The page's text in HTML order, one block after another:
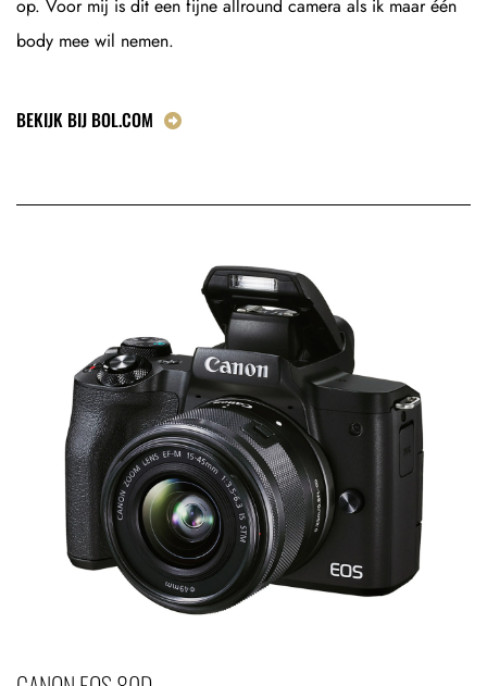
op. Voor mij is dit een fijne allround camera als ik maar één
body mee wil nemen.
BEKIJK BIJ BOL.COM